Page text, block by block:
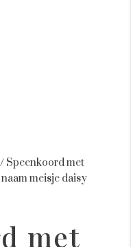
Speenkoord met
meisje daisy
met